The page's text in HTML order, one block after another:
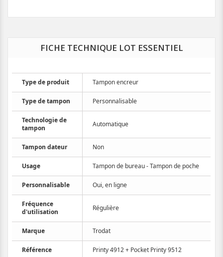
FICHE TECHNIQUE LOT ESSENTIEL
Type de produit Tampon encreur
Type de tampon Personnalisable
Technologie de
tampon
Automatique
Tampon dateur Non
Usage Tampon de bureau - Tampon de poche
Personnalisable Oui, en ligne
Fréquence
d'utilisation
Régulière
Marque Trodat
Référence Printy 4912 + Pocket Printy 9512